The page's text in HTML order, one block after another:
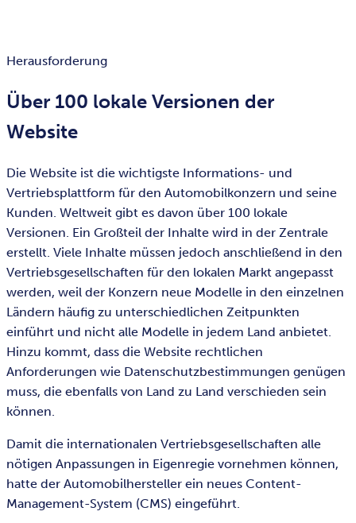
Herausforderung
Über 100 lokale Versionen der
Website
Die Website ist die wichtigste Informations- und
Vertriebsplattform für den Automobilkonzern und seine
Kunden. Weltweit gibt es davon über 100 lokale
Versionen. Ein Großteil der Inhalte wird in der Zentrale
erstellt. Viele Inhalte müssen jedoch anschließend in den
Vertriebsgesellschaften für den lokalen Markt angepasst
werden, weil der Konzern neue Modelle in den einzelnen
Ländern häufig zu unterschiedlichen Zeitpunkten
einführt und nicht alle Modelle in jedem Land anbietet.
Hinzu kommt, dass die Website rechtlichen
Anforderungen wie Datenschutzbestimmungen genügen
muss, die ebenfalls von Land zu Land verschieden sein
können.
Damit die internationalen Vertriebsgesellschaften alle
nötigen Anpassungen in Eigenregie vornehmen können,
hatte der Automobilhersteller ein neues Content-
Management-System (CMS) eingeführt.